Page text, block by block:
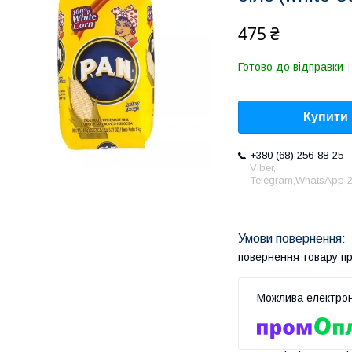
475 ₴
Готово до відправки
Купити
+380 (68) 256-88-25
Viber,
Telegram,WhatsApp
повернення товару